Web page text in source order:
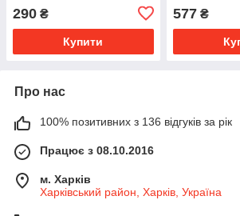
290 ₴
Купити
577₴
Про нас
100% позитивних з 136 відгуків за рік
Працює з 08.10.2016
м. Харків
Харківський район, Харків, Україна